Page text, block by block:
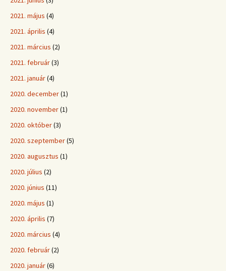
2021. május (4)
2021. április (4)
2021. március (2)
2021. február(3)
2021. január(4)
2020. december(1)
2020. november(1)
2020. október(3)
2020. szeptember(5)
2020. augusztus (1)
2020. július (2)
2020. június (11)
2020. május (1)
2020. április (7)
2020. március (4)
2020. február(2)
2020. január(6)